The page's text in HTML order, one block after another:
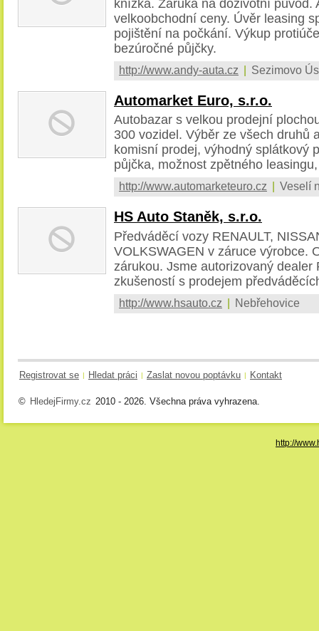
knížka. Záruka na doživotní původ.
velkoobchodní ceny. Úvěr leasing
pojištění na počkání. Výkup
bezúročné půjčky.
http://www.andy-auta.cz | Sezimovo
Automarket Euro, s.r.o.
Autobazar s velkou prodejní
300 vozidel. Výběr ze všech druhů
komisní prodej, výhodný splátkový
půjčka, možnost zpětného
http://www.automarketeuro.cz Veselí
HS Auto Staněk, s.r.o.
Předváděcí vozy RENAULT,
VOLKSWAGEN v záruce výrobce.
zárukou. Jsme autorizovaný dealer
zkušeností s prodejem
http://www.hsauto.cz | Nebřehovice
Registrovat se | Hledat práci | Zaslat novou poptávku | Kontakt
© HledejFirmy.cz 2010 - 2026. Všechna práva vyhrazena.
http://